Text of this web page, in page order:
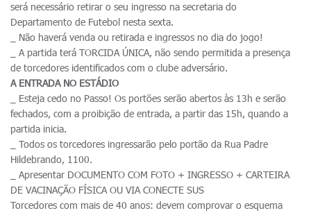
será necessário retirar o seu ingresso na secretaria do
Departamento de Futebol nesta sexta.
_ Não haverá venda ou retirada e ingressos no dia do jogo!
_ A partida terá TORCIDA ÚNICA, não sendo permitida a presença
de torcedores identificados com o clube adversário.
A ENTRADA NO ESTÁDIO
_ Esteja cedo no Passo! Os portões serão abertos às 13h e serão
fechados, com a proibição de entrada, a partir das 15h, quando a
partida inicia.
_ Todos os torcedores ingressarão pelo portão da Rua Padre
Hildebrando, 1100.
_ Apresentar DOCUMENTO COM FOTO + INGRESSO + CARTEIRA
DE VACINAÇÃO FÍSICA OU VIA CONECTE SUS
Torcedores com mais de 40 anos: devem comprovar o esquema